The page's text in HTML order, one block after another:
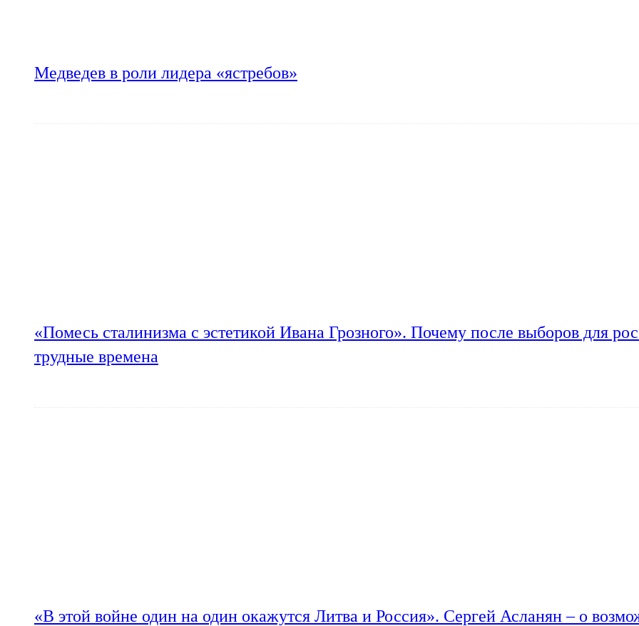
Медведев в роли лидера «ястребов»
«Помесь сталинизма с эстетикой Ивана Грозного». Почему после выборов для
трудные времена
«В этой войне один на один окажутся Литва и Россия». Сергей Асланян – о